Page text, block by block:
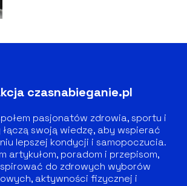
czasnabieganie.pl
pasjonatów zdrowia, sportu i
swoją wiedzę, aby wspierać
lepszej kondycji i samopoczucia.
artykułom, poradom i przepisom,
do zdrowych wyborów
aktywności fizycznej i